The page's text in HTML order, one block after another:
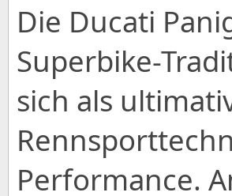
Die Ducati
Superbike-
sich als
Performance.